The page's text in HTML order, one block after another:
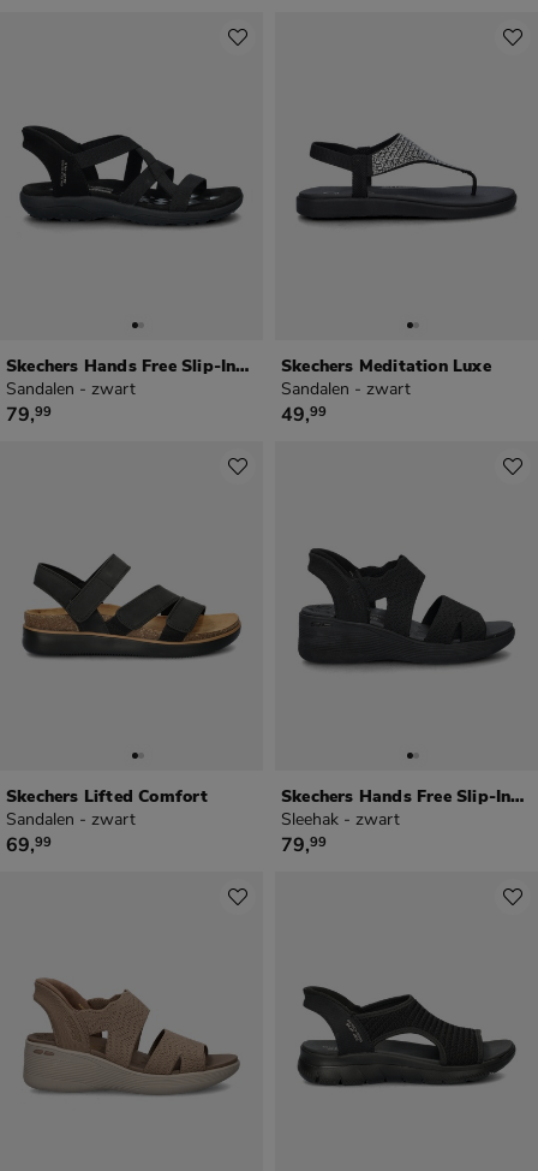
Skechers Hands Free Slip-Ins Reggar Slim
Sandalen - zwart
€ 79,99
79,99
Skechers Meditation Luxe
Sandalen - zwart
€ 49,99
49,99
Skechers Lifted Comfort
Sandalen - zwart
€ 69,99
69,99
Skechers Hands Free Slip-Ins Pier Lite
Sleehak - zwart
€ 79,99
79,99